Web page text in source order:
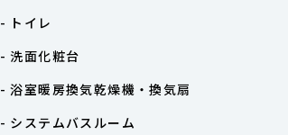
- トイレ
- 洗面化粧台
- 浴室暖房換気乾燥機・換気扇
- システムバスルーム